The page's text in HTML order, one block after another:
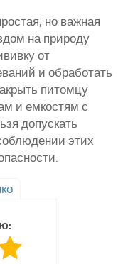
но важная
на природу
от
и обработать
питомцу
и емкостям с
допускать
этих